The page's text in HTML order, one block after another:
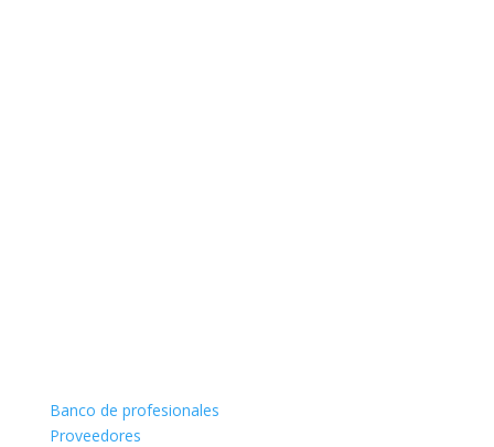
Banco de profesionales
Proveedores